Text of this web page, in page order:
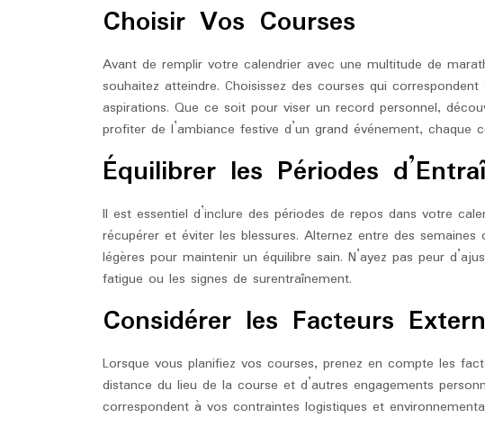
Choisir Vos Courses
Avant de remplir votre calendrier avec une multitude de
souhaitez atteindre. Choisissez des courses qui
aspirations. Que ce soit pour viser un record personnel,
profiter de l’ambiance festive d’un grand événement, chaque
Équilibrer les Périodes
Il est essentiel d’inclure des périodes de repos dans votre
récupérer et éviter les blessures. Alternez entre des
légères pour maintenir un équilibre sain. N’ayez pas peur
fatigue ou les signes de surentraînement.
Considérer les Facteurs
Lorsque vous planifiez vos courses, prenez en compte les
distance du lieu de la course et d’autres engagements
correspondent à vos contraintes logistiques et